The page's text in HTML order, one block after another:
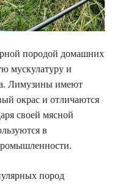
породой домашних
мускулатуру и
Лимузины имеют
окрас и отличаются
своей мясной
в
пород